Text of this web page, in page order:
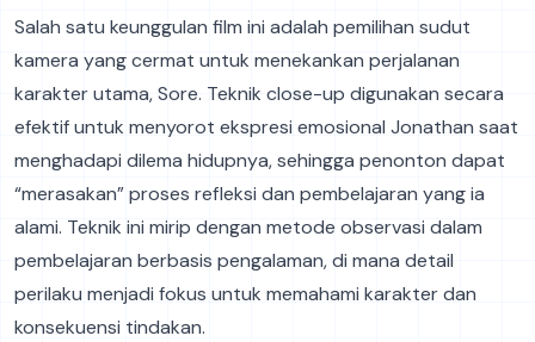
Salah satu keunggulan film ini adalah pemilihan sudut
kamera yang cermat untuk menekankan perjalanan
karakter utama, Sore. Teknik close-up digunakan secara
efektif untuk menyorot ekspresi emosional Jonathan saat
menghadapi dilema hidupnya, sehingga penonton dapat
“merasakan” proses refleksi dan pembelajaran yang ia
alami. Teknik ini mirip dengan metode observasi dalam
pembelajaran berbasis pengalaman, di mana detail
perilaku menjadi fokus untuk memahami karakter dan
konsekuensi tindakan.